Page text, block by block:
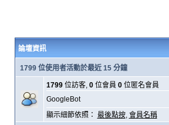
論壇資訊
1799 位使用者活動於最近 15 分鐘
1799位訪客, 0位會員 0位匿名會員
GoogleBot
顯示細節依照： 最後點按, 會員名稱